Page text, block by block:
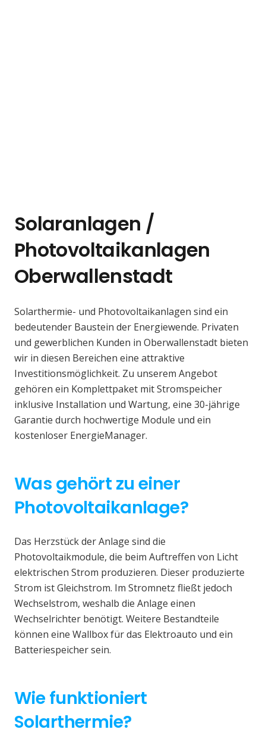
Solaranlagen /
Photovoltaikanlagen
Oberwallenstadt
Solarthermie- und Photovoltaikanlagen sind ein
bedeutender Baustein der Energiewende. Privaten
und gewerblichen Kunden in Oberwallenstadt bieten
wir in diesen Bereichen eine attraktive
Investitionsmöglichkeit. Zu unserem Angebot
gehören ein Komplettpaket mit Stromspeicher
inklusive Installation und Wartung, eine 30-jährige
Garantie durch hochwertige Module und ein
kostenloser EnergieManager.
Was gehört zu einer
Photovoltaikanlage?
Das Herzstück der Anlage sind die
Photovoltaikmodule, die beim Auftreffen von Licht
elektrischen Strom produzieren. Dieser produzierte
Strom ist Gleichstrom. Im Stromnetz fließt jedoch
Wechselstrom, weshalb die Anlage einen
Wechselrichter benötigt. Weitere Bestandteile
können eine Wallbox für das Elektroauto und ein
Batteriespeicher sein.
Wie funktioniert
Solarthermie?